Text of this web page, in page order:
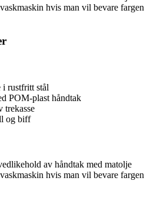
hvis man vil bevare fargen
i rustfritt stål
POM-plast håndtak
trekasse
og biff
av håndtak med matolje
hvis man vil bevare fargen